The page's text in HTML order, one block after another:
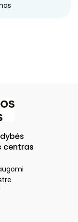
centras